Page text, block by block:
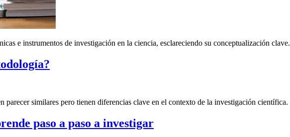
e instrumentos de investigación en la ciencia, esclareciendo su conceptualización clave.
parecer similares pero tienen diferencias clave en el contexto de la investigación científica.
paso a paso a investigar